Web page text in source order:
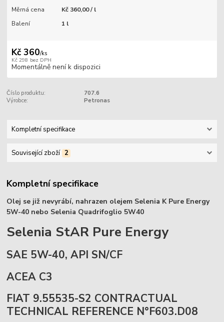
Měrná cena
Kč 360,00 / l
Balení
1 l
Kč 360/ks
Kč 298 bez DPH
Momentálně není k dispozici
Číslo produktu:
707.6
Výrobce:
Petronas
Kompletní specifikace
Související zboží 2
Kompletní specifikace
Olej se již nevyrábí, nahrazen olejem Selenia K Pure Energy
5W-40 nebo Selenia Quadrifoglio 5W40
Selenia StAR Pure Energy
SAE 5W-40, API SN/CF
ACEA C3
FIAT 9.55535-S2 CONTRACTUAL
TECHNICAL REFERENCE N°F603.D08